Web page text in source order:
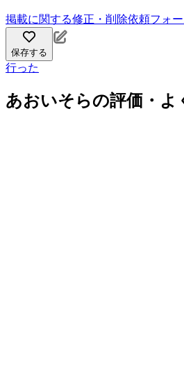
掲載に関する修正・削除依頼フォー
保存する
行った
あおいそらの評価・よ